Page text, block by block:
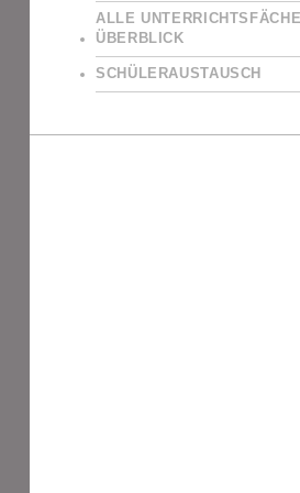
ALLE
ÜBERBLICK
SCHÜLERAUSTAUSCH